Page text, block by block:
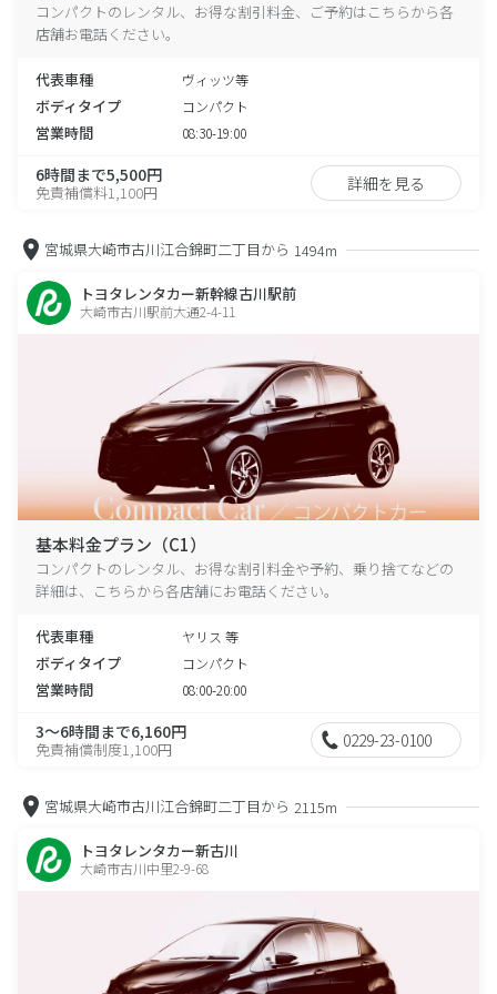
コンパクトのレンタル、お得な割引料金、ご予約はこちらから各
店舗お電話ください。
代表車種 ヴィッツ等
ボディタイプ コンパクト
営業時間 08:30-19:00
6時間まで5,500円
免責補償料1,100円 詳細を見る
宮城県大崎市古川江合錦町二丁目から 1494m
トヨタレンタカー新幹線古川駅前
大崎市古川駅前大通2-4-11
基本料金プラン（C1）
コンパクトのレンタル、お得な割引料金や予約、乗り捨てなどの
詳細は、こちらから各店舗にお電話ください。
代表車種 ヤリス 等
ボディタイプ コンパクト
営業時間 08:00-20:00
3～6時間まで6,160円
免責補償制度1,100円 0229-23-0100
宮城県大崎市古川江合錦町二丁目から 2115m
トヨタレンタカー新古川
大崎市古川中里2-9-68